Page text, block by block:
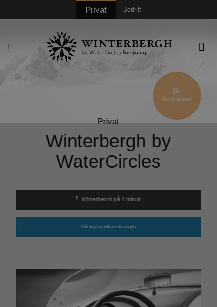
to
Privat Bedrift
Privat
Winterbergh by
WaterCircles
Winterbergh på 1 minutt
Våre privatforsikringer